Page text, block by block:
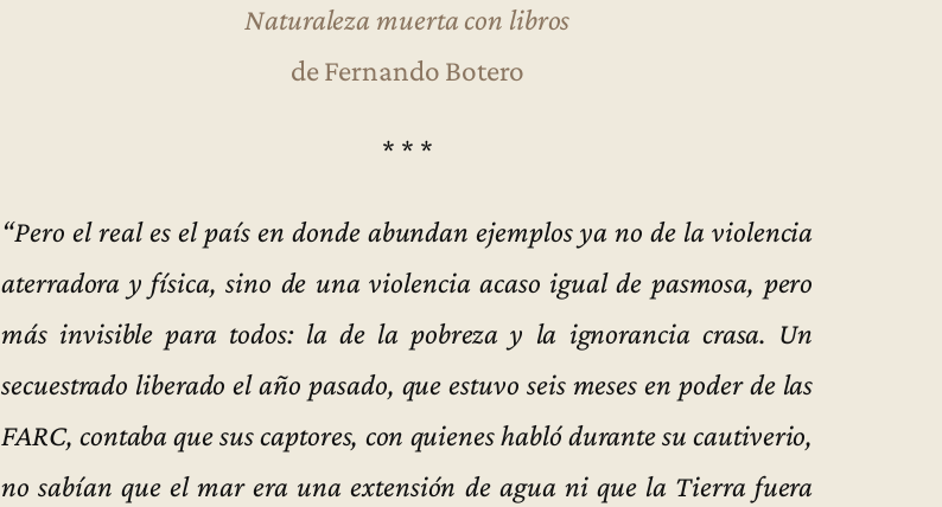
Naturaleza muerta con libros
de Fernando Botero
* * *
“Pero el real es el país en donde abundan ejemplos ya no de la violencia
aterradora y física, sino de una violencia acaso igual de pasmosa, pero
más invisible para todos: la de la pobreza y la ignorancia crasa. Un
secuestrado liberado el año pasado, que estuvo seis meses en poder de las
FARC, contaba que sus captores, con quienes habló durante su cautiverio,
no sabían que el mar era una extensión de agua ni que la Tierra fuera